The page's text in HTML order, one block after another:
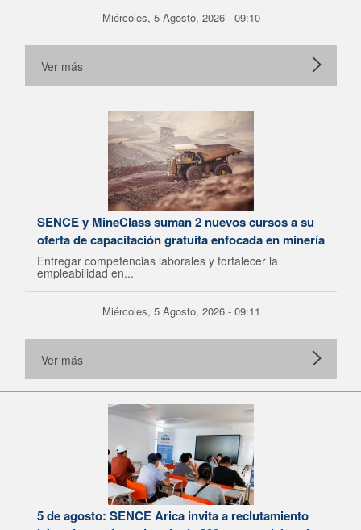
Miércoles, 5 Agosto, 2026 - 09:10
Ver más
SENCE y MineClass suman 2 nuevos cursos a su
oferta de capacitación gratuita enfocada en minería
Entregar competencias laborales y fortalecer la
empleabilidad en...
Miércoles, 5 Agosto, 2026 - 09:11
Ver más
5 de agosto: SENCE Arica invita a reclutamiento